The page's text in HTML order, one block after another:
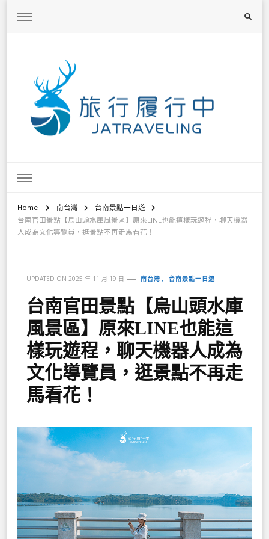
Home 南台灣
台南景點一日遊
台南官田景點【烏山頭水庫風景區】原來LINE也能這樣玩遊程，聊天機器
人成為文化導覽員，逛景點不再走馬看花！
UPDATED ON 2025 年 11 月 19 日 南台灣 台南景點一日遊
台南官田景點【烏山頭水庫
風景區】原來LINE也能這
樣玩遊程，聊天機器人成為
文化導覽員，逛景點不再走
馬看花！